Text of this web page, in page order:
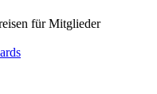
für Mitglieder